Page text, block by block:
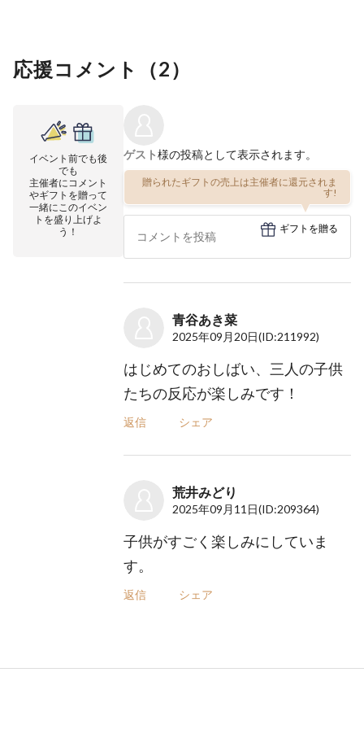
応援コメント（2）
イベント前でも後
でも
主催者にコメント
やギフトを贈って
一緒にこのイベン
トを盛り上げよ
う！
ゲスト様の投稿として表示されます。
贈られたギフトの売上は主催者に還元されま
す!
ギフトを贈る
青谷あき菜
2025年09月20日(ID:211992)
はじめてのおしばい、三人の子供
たちの反応が楽しみです！
返信 シェア
荒井みどり
2025年09月11日(ID:209364)
子供がすごく楽しみにしていま
す。
返信 シェア